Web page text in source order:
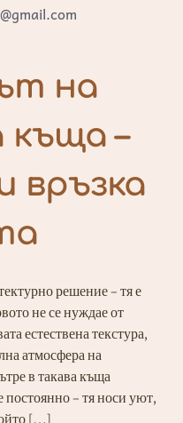
на
–
връзка
решение – тя е
не се нуждае от
естествена текстура,
атмосфера на
в такава къща
постоянно – тя носи уют,
[…]